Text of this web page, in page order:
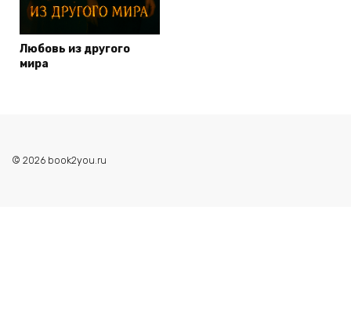
Любовь из другого
мира
© 2026 book2you.ru